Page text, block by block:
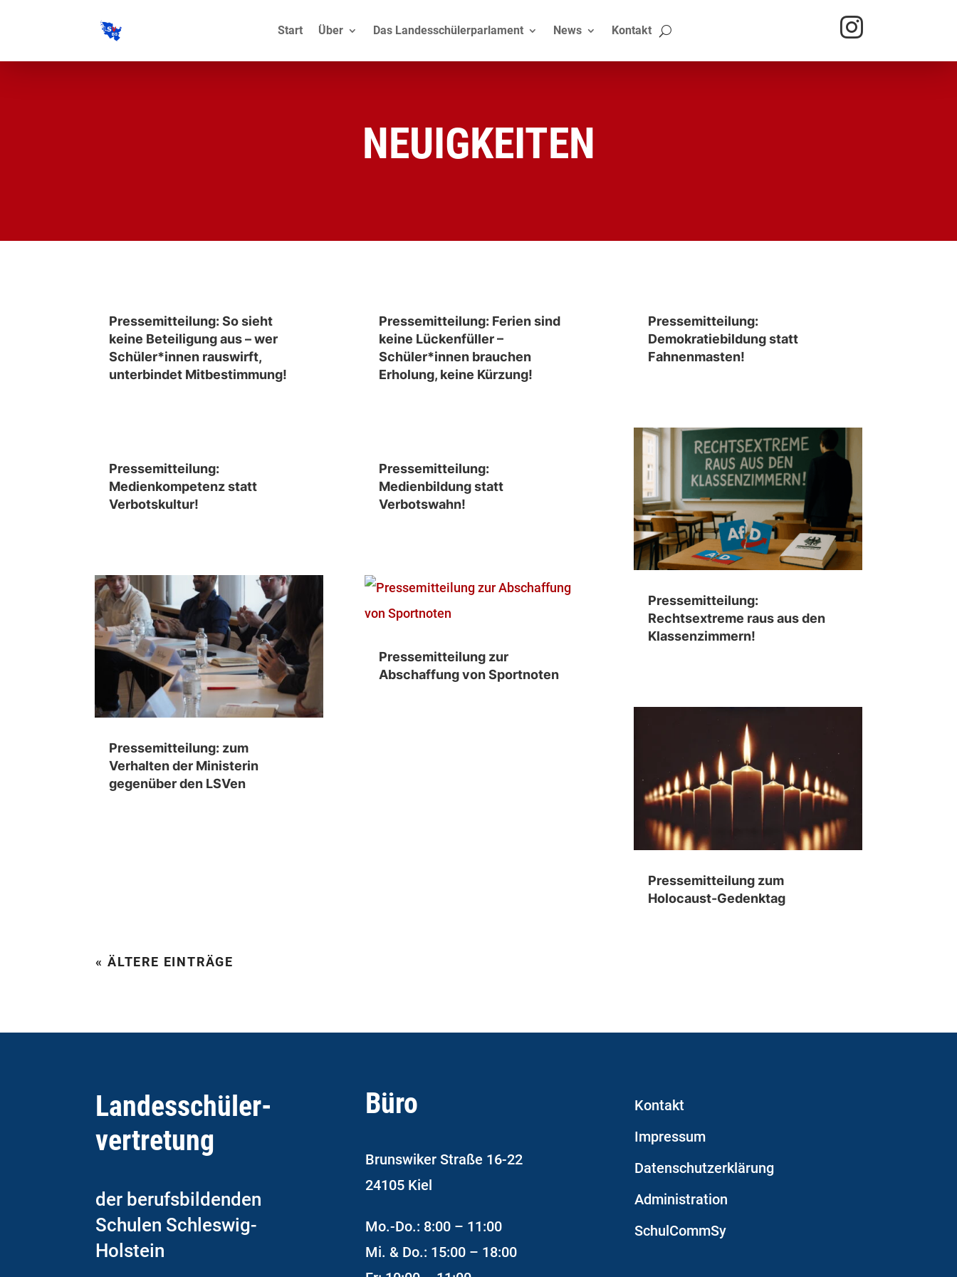
Start Über Das Landesschülerparlament News Kontakt 
NEUIGKEITEN
Pressemitteilung: So sieht
keine Beteiligung aus – wer
Schüler*innen rauswirft,
unterbindet Mitbestimmung!
Pressemitteilung:
Medienkompetenz statt
Verbotskultur!
Pressemitteilung: zum
Verhalten der Ministerin
gegenüber den LSVen
Pressemitteilung: Ferien sind
keine Lückenfüller –
Schüler*innen brauchen
Erholung, keine Kürzung!
Pressemitteilung:
Medienbildung statt
Verbotswahn!
Pressemitteilung zur
Abschaffung von Sportnoten
Pressemitteilung:
Demokratiebildung statt
Fahnenmasten!
Pressemitteilung:
Rechtsextreme raus aus den
Klassenzimmern!
Pressemitteilung zum
Holocaust-Gedenktag
« ÄLTERE EINTRÄGE
Landesschüler­­
vertretung
der berufsbildenden
Schulen Schleswig-
Holstein
Büro
Brunswiker Straße 16-22
24105 Kiel
Mo.-Do.: 8:00 – 11:00
Mi. & Do.: 15:00 – 18:00
Kontakt
Impressum
Datenschutzerklärung
Administration
SchulCommSy